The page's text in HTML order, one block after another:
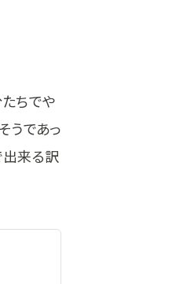
ちでや
うであっ
来る訳